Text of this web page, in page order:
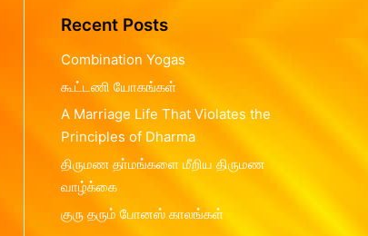
o
f
d
0
u
o
5
Recent Posts
Combination Yogas
கூட்டணி யோகங்கள்
A Marriage Life That Violates the
Principles of Dharma
திருமண தா்மங்களை மீறிய திருமண
வாழ்க்கை
குரு தரும் போனஸ் காலங்கள்